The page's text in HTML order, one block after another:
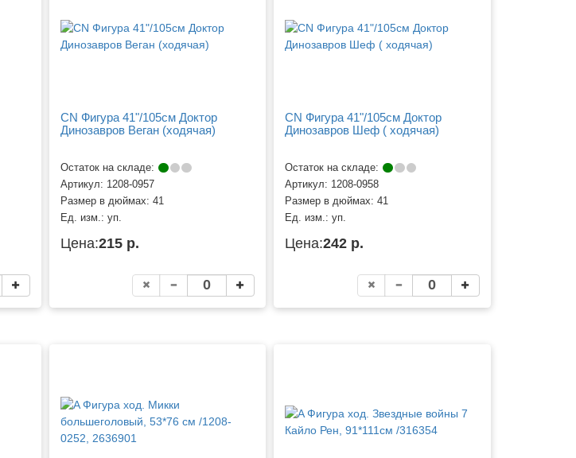
CN Фигура 41"/105см Доктор
Динозавров Веган (ходячая)
Остаток на складе:
Артикул: 1208-0957
Размер в дюймах: 41
Ед. изм.: уп.
Цена:215 р.
CN Фигура 41"/105см Доктор
Динозавров Шеф ( ходячая)
Остаток на складе:
Артикул: 1208-0958
Размер в дюймах:41
Ед. изм.:уп.
Цена:242 р.